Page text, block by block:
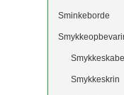
Sminkeborde
Smykkeskabe
Smykkeskrin